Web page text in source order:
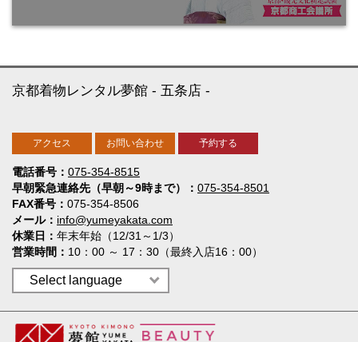
電話番号
075-354-8515
早朝緊急連絡先（早朝～9時まで）
075-354-8501
FAX番号
075-354-8506
メール
info@yumeyakata.com
休業日
年末年始（12/31～1/3）
営業時間
10：00 ～ 17：30（最終入店16：00）
京都着物レンタル夢館 五条店
アクセス お問い合わせ 予約する